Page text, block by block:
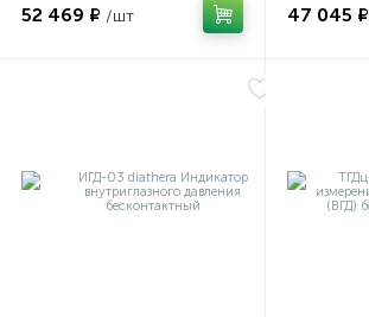
внутриглазного давления
52 469 ₽ /шт 47 045 ₽